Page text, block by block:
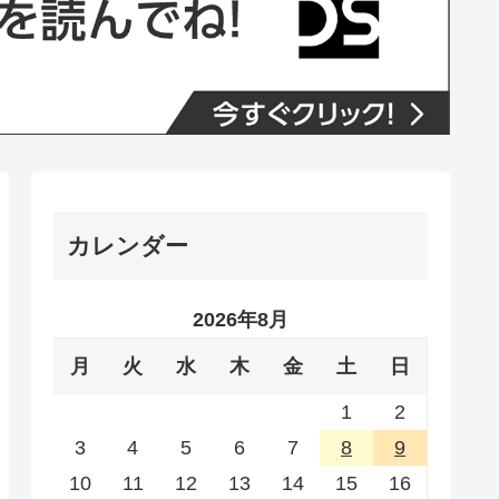
カレンダー
2026年8月
月 火 水 木 金 土 日
1
2
3
4 5 6 7 8
9
10
11 12 13 14 15 16